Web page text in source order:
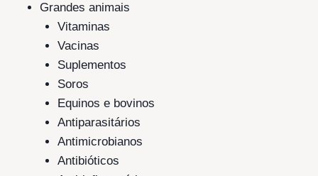
Grandes animais
Vitaminas
Vacinas
Suplementos
Soros
Equinos e bovinos
Antiparasitários
Antimicrobianos
Antibióticos